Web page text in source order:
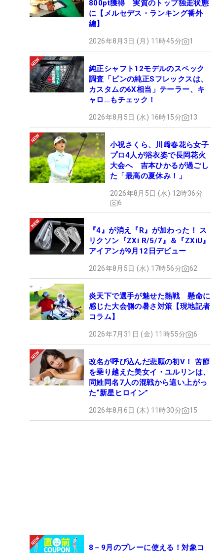
800pt獲得 実質のトップ独走状態
に【メルセデス・ランキング番外
編】
2026年8月3日 (月) 11時45分 1
純正シャフト12モデルのスペック
調査「ピンの純正Sフレックスは、
カスタムの6X相当」テーラー、キ
ャロ…もチェック！
2026年8月5日 (水) 16時15分 13
小祝さくら、川﨑春花ら女子
プロ4人が浴衣姿で長岡花火
大会へ 吉本ひかるが過ごし
た「最高の夏休み！」
2026年8月5日 (水) 12時36分
6
『4』が消え『R』が加わった！ ス
リクソン『ZXi R/5/7』＆『ZXiU』
アイアンが9月12日デビュー
2026年8月5日 (水) 17時56分 62
炎天下で選手が魅せた熱戦 懸命に
感じた大会側の暑さ対策【現地記者
コラム】
2026年7月31日 (金) 11時55分 6
改名が呼び込んだ悲願の初V！ 苦節
を乗り越えた美女イ・ユルリンは、
同姓同名7人の混戦から這い上がっ
た“新星ヒロイン”
2026年8月6日 (木) 11時30分 15
8－9月のプレーに使える！対象コ